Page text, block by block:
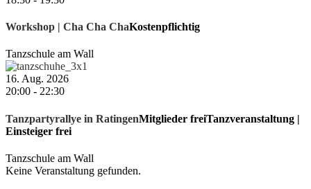
Workshop | Cha Cha ChaKostenpflichtig
Tanzschule am Wall
16. Aug. 2026
20:00 - 22:30
Tanzpartyrallye in RatingenMitglieder freiTanzveranstaltung |
Einsteiger frei
Tanzschule am Wall
Keine Veranstaltung gefunden.